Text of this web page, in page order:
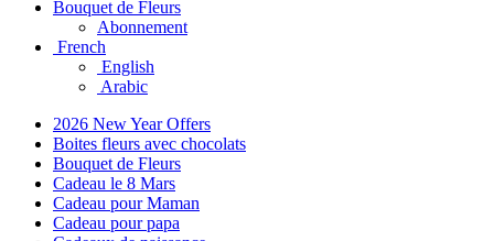
Bouquet de Fleurs
Abonnement
French
English
Arabic
2026 New Year Offers
Boites fleurs avec chocolats
Bouquet de Fleurs
Cadeau le 8 Mars
Cadeau pour Maman
Cadeau pour papa